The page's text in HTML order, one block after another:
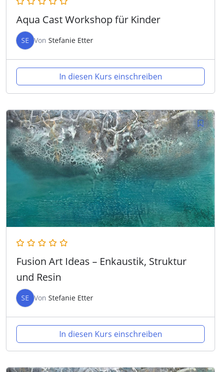
Aqua Cast Workshop für Kinder
SE Von Stefanie Etter
In diesen Kurs einschreiben
Fusion Art Ideas – Enkaustik, Struktur
und Resin
SE Von Stefanie Etter
In diesen Kurs einschreiben